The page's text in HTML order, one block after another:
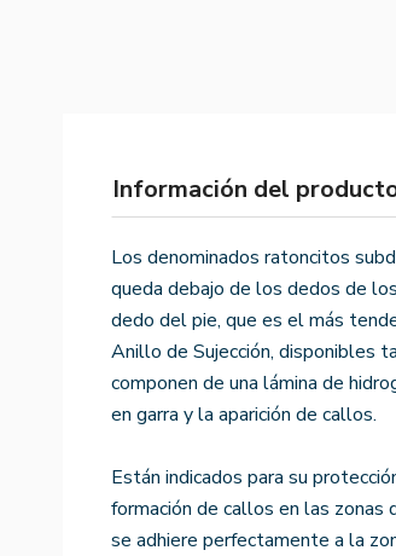
Información del
Los denominados ratoncitos
queda debajo de los dedos de
dedo del pie, que es el más
Anillo de Sujección, disponibles
componen de una lámina de
en garra y la aparición de callos.
Están indicados para su
formación de callos en las zonas
se adhiere perfectamente a la